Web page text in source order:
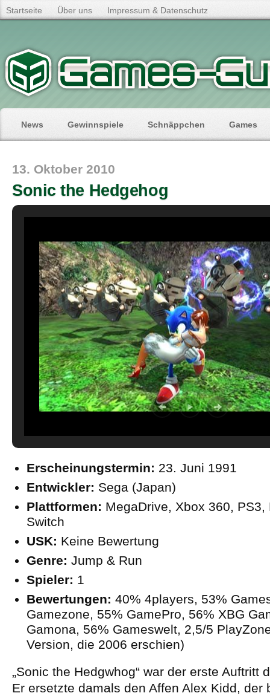
Startseite Über uns Impressum & Datenschutz
News Gewinnspiele Schnäppchen Games
13. Oktober 2010
Sonic the Hedgehog
Erscheinungstermin: 23. Juni 1991
Entwickler: Sega (Japan)
Plattformen: MegaDrive, Xbox 360, PS3,
Switch
USK: Keine Bewertung
Genre: Jump & Run
Spieler: 1
Bewertungen: 40% 4players, 53%
Gamezone, 55% GamePro, 56% XBG
Gamona, 56% Gameswelt, 2,5/5
Version, die 2006 erschien)
„Sonic the Hedgwhog“ war der erste Auftritt
Er ersetzte damals den Affen Alex Kidd, der